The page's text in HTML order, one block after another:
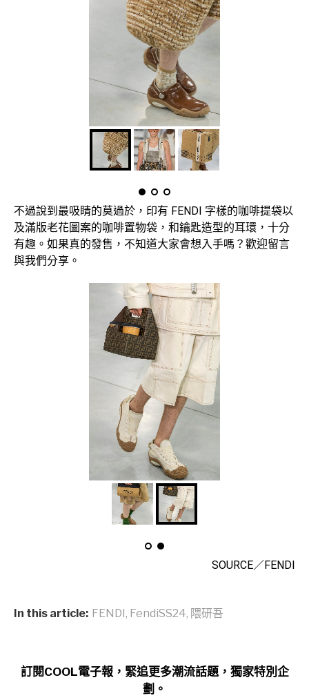
不過說到最吸睛的莫過於，印有 FENDI 字樣的咖啡提袋以
及滿版老花圖案的咖啡置物袋，和鑰匙造型的耳環，十分
有趣。如果真的發售，不知道大家會想入手嗎？歡迎留言
與我們分享。
SOURCE／FENDI
In this article: FENDI, FendiSS24, 隈研吾
訂閱COOL電子報，緊追更多潮流話題，獨家特別企
劃。